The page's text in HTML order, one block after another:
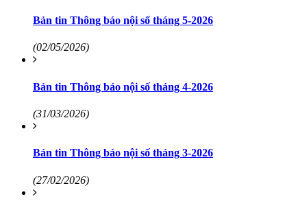
Bản tin Thông báo nội số tháng 5-2026
(02/05/2026)
Bản tin Thông báo nội số tháng 4-2026
(31/03/2026)
Bản tin Thông báo nội số tháng 3-2026
(27/02/2026)